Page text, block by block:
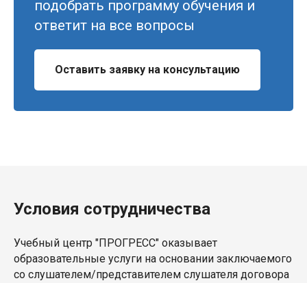
подобрать программу обучения и
ответит на все вопросы
Оставить заявку на консультацию
Условия сотрудничества
Учебный центр "ПРОГРЕСС" оказывает
образовательные услуги на основании заключаемого
со слушателем/представителем слушателя договора